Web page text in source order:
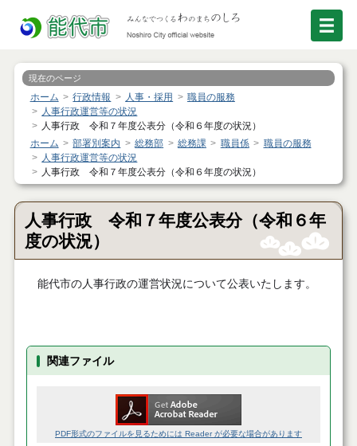
現在のページ
ホーム 行政情報 人事・採用
職員の服務
人事行政運営等の状況
人事行政 令和７年度公表分（令和６年度の状況）
ホーム
部署別案内 総務部 総務課 職員係
職員の服務
人事行政運営等の状況
人事行政 令和７年度公表分（令和６年度の状況）
人事行政 令和７年度公表分（令和６年
度の状況）
能代市の人事行政の運営状況について公表いたします。
関連ファイル
PDF形式のファイルを見るためには Reader が必要な場合があります